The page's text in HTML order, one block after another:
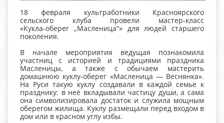
18 февраля культработники Красноярского
сельского клуба провели мастер‑класс
«Кукла‑оберег „Масленица“» для людей старшего
поколения.
В начале мероприятия ведущая познакомила
участниц с историей и традициями праздника
Масленицы, а также с обычаем мастерить
домашнюю куклу‑оберег «Масленица — Веснянка».
На Руси такую куклу создавали в каждой семье к
празднику: в неё вкладывали частицу души, а сама
она символизировала достаток и служила мощным
оберегом жилища. Куклу размещали перед входом в
дом или в красном углу избы.